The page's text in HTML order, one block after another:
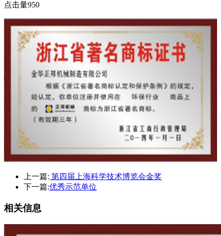
点击量950
上一篇: 第四届上海科学技术博览会金奖
下一篇:优秀示范单位
相关信息